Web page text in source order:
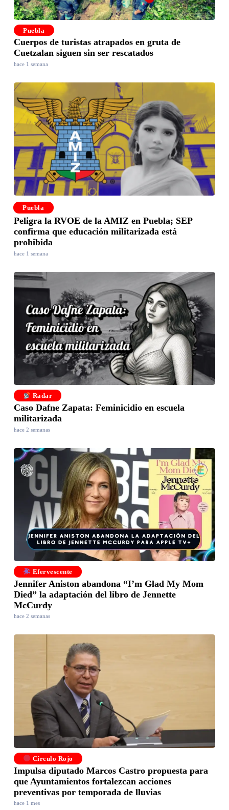
Puebla
Cuerpos de turistas atrapados en gruta de
Cuetzalan siguen sin ser rescatados
hace 1 semana
Puebla
Peligra la RVOE de la AMIZ en Puebla; SEP
confirma que educación militarizada está
prohibida
hace 1 semana
Radar
Caso Dafne Zapata: Feminicidio en escuela
militarizada
hace 2 semanas
Efervescente
Jennifer Aniston abandona “I’m Glad My Mom
Died” la adaptación del libro de Jennette
McCurdy
hace 2 semanas
Círculo Rojo
Impulsa diputado Marcos Castro propuesta para
que Ayuntamientos fortalezcan acciones
preventivas por temporada de lluvias
hace 1 mes